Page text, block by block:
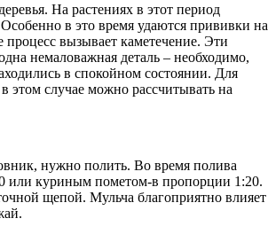
На растениях в этот период
в это время удаются прививки на
вызывает каметечение. Эти
немаловажная деталь – необходимо,
в спокойном состоянии. Для
этом случае можно рассчитывать на
нужно полить. Во время полива
или куриным пометом-в пропорции 1:20.
щепой. Мульча благоприятно влияет